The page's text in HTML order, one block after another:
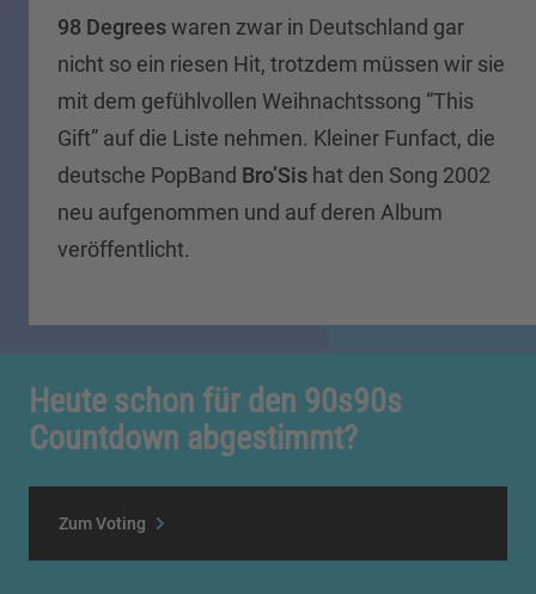
98 Degreeswaren zwar in Deutschland gar
nicht so ein riesen Hit, trotzdem müssen wir sie
mit dem gefühlvollen Weihnachtssong “This
Gift” auf die Liste nehmen. Kleiner Funfact, die
deutsche PopBand Bro’Sis hat den Song 2002
neu aufgenommen und auf deren Album
veröffentlicht.
Heute schon für den 90s90s
Countdown abgestimmt?
Zum Voting